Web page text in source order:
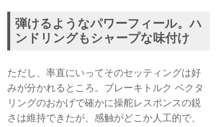
弾けるようなパワーフィール。ハ
ンドリングもシャープな味付け
ただし、率直にいってそのセッティングは好
みが分かれるところ。ブレーキトルク ベクタ
リングのおかげで確かに操舵レスポンスの鋭
さは維持できたが、感触がどこか人工的で、